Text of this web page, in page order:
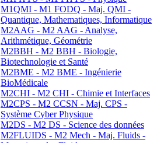
M1QMI - M1 FODQ - Maj. QMI -
Quantique, Mathematiques, Informatique
M2AAG - M2 AAG - Analyse,
Arithmétique, Géométrie
M2BBH - M2 BBH - Biologie,
Biotechnologie et Santé
M2BME - M2 BME - Ingénierie
BioMédicale
M2CHI - M2 CHI - Chimie et Interfaces
M2CPS - M2 CCSN - Maj. CPS -
Système Cyber Physique
M2DS - M2 DS - Science des données
M2FLUIDS - M2 Mech - Maj. Fluids -